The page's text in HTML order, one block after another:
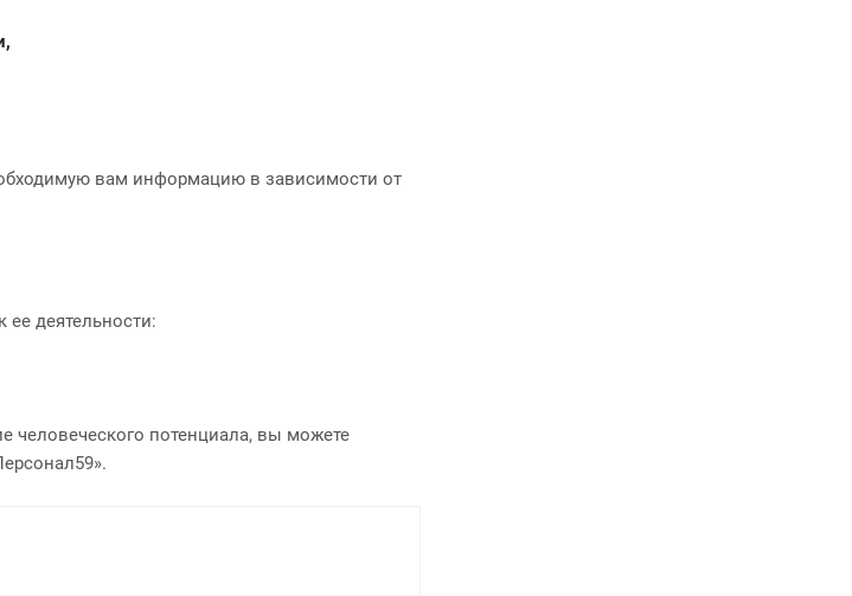
вам информацию в зависимости от
деятельности:
человеческого потенциала, вы можете